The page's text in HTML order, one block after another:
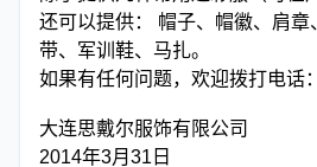
还可以提供： 帽子、帽徽、肩章
带、军训鞋、马扎。
如果有任何问题，欢迎拨打电话
大连思戴尔服饰有限公司
2014年3月31日